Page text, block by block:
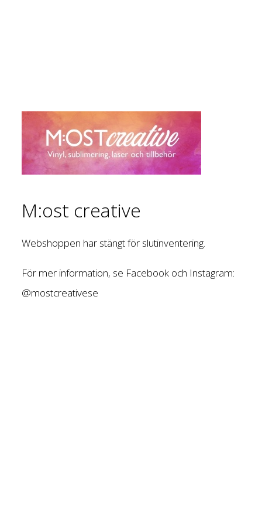
M:ost creative
Webshoppen har stängt för slutinventering.
För mer information, se Facebook och Instagram:
@mostcreativese